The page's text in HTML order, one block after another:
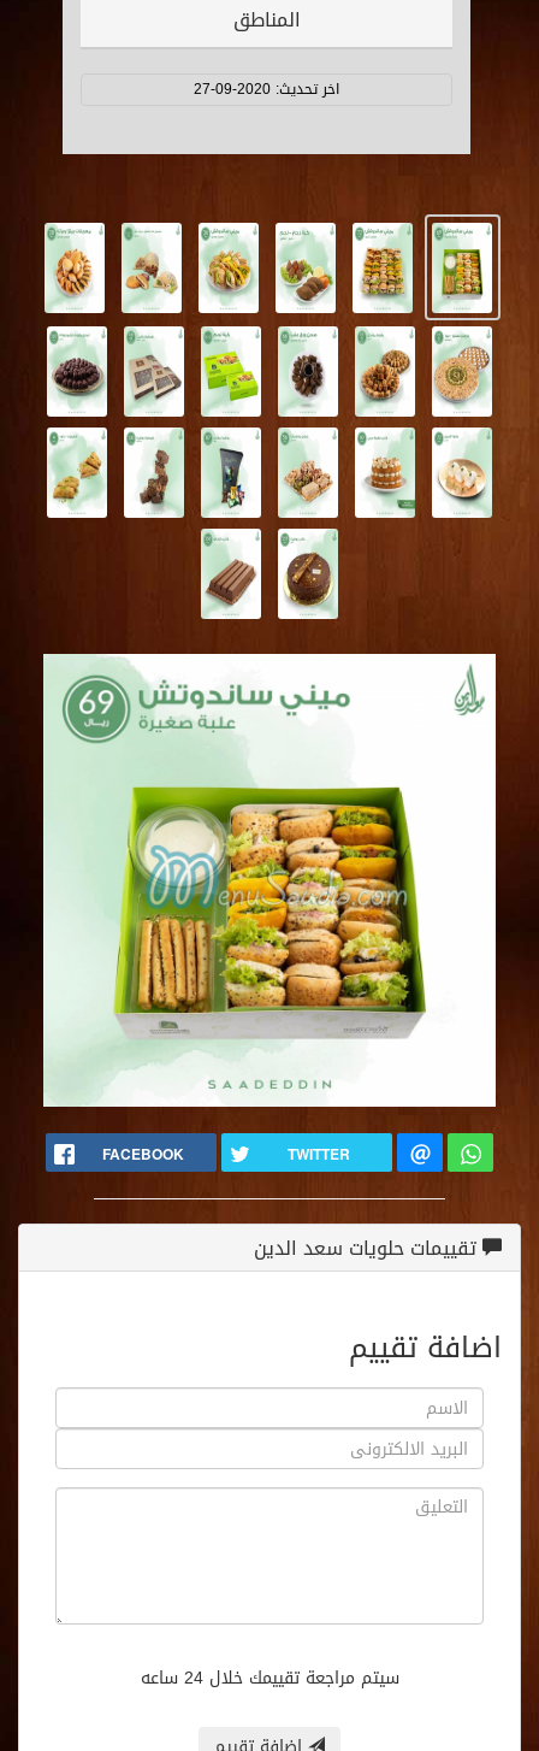
المناطق
اخر تحديث: 2020-09-27
FACEBOOK TWITTER
تقييمات حلويات سعد الدين
اضافة تقييم
سيتم مراجعة تقييمك خلال 24 ساعه